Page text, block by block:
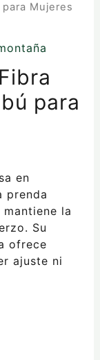
Mujeres
para
en
prenda
la
Su
ofrece
ajuste ni